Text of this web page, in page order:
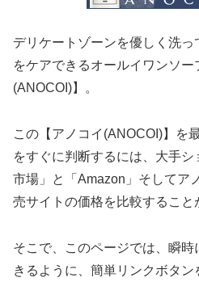
デリケートゾーンを優しく洗っ
をケアできるオールイワンソー
(ANOCOI)】。
この【アノコイ(ANOCOI)】を
をすぐに判断するには、大手
市場」と「Amazon」そしてア
売サイトの価格を比較すること
そこで、このページでは、瞬
きるように、簡単リンクボタン